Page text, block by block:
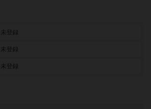
未登録
未登録
未登録